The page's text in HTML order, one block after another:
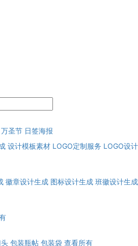
万圣节 日签海报
设计模板素材 LOGO定制服务 LOGO设计
徽章设计生成 图标设计生成 班徽设计生成
包装瓶帖 包装袋 查看所有